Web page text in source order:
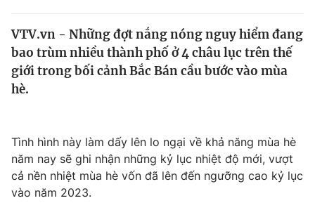
Thế giới
Tin tức
Câu chuyện quốc tế
Tài chính
Thị trường
Góc doanh nghiệp
Dữ liệu và đời sống
Truyền hình
VTV.vn - Những đợt nắng nóng nguy hiểm đang
bao trùm nhiều thành phố ở 4 châu lục trên thế
giới trong bối cảnh Bắc Bán cầu bước vào mùa
hè.
Tình hình này làm dấy lên lo ngại về khả năng mùa hè
năm nay sẽ ghi nhận những kỷ lục nhiệt độ mới, vượt
cả nền nhiệt mùa hè vốn đã lên đến ngưỡng cao kỷ lục
vào năm 2023.